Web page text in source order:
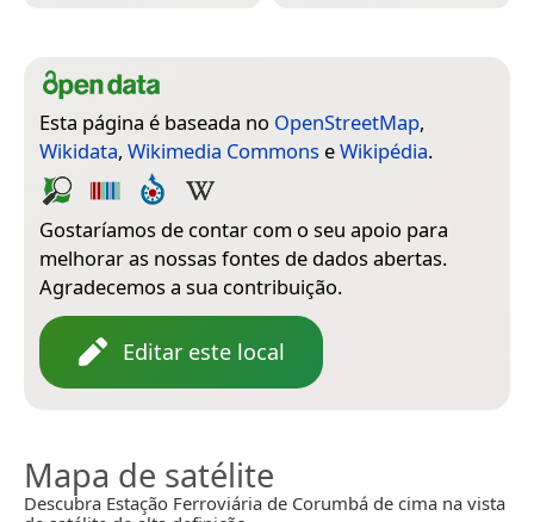
Esta página é baseada no OpenStreetMap,
Wikidata, Wikimedia Commons eWikipédia.
Gostaríamos de contar com o seu apoio para
melhorar as nossas fontes de dados abertas.
Agradecemos a sua contribuição.
Editar este local
Mapa de satélite
Descubra Estação Ferroviária de Corumbá de cima na vista